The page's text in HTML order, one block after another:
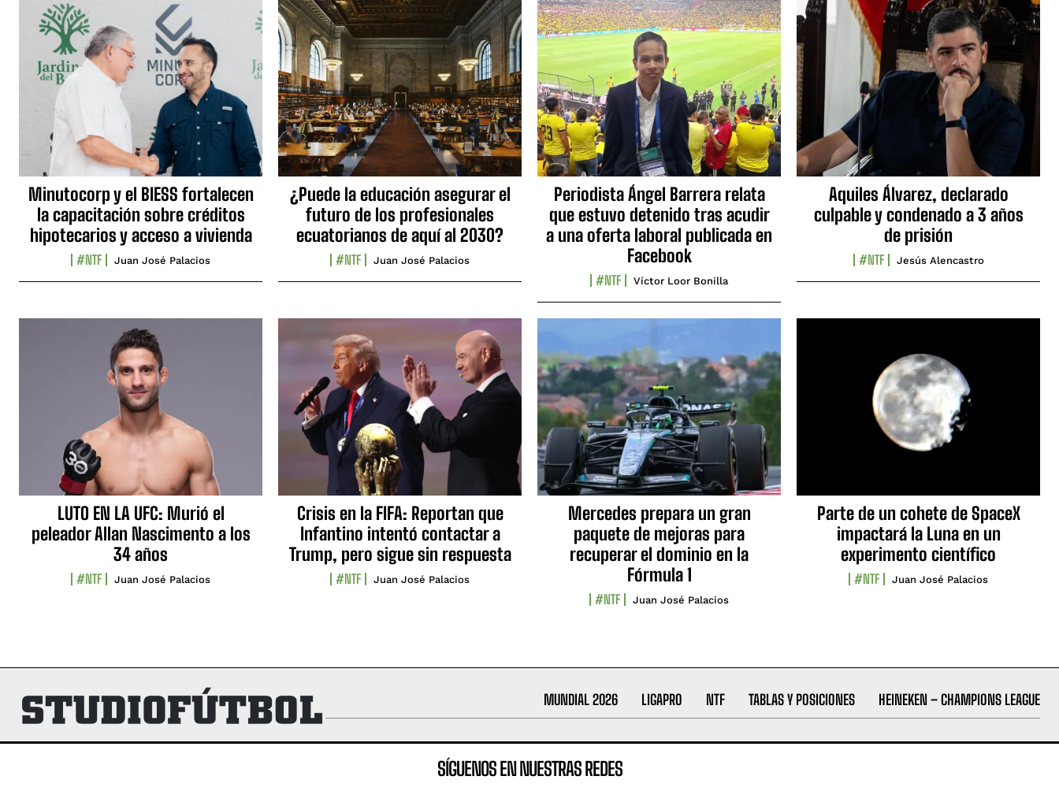
Minutocorp y el BIESS fortalecen
la capacitación sobre créditos
hipotecarios y acceso a vivienda
#NTF Juan José Palacios
¿Puede la educación asegurar el
futuro de los profesionales
ecuatorianos de aquí al 2030?
#NTF Juan José Palacios
Periodista Ángel Barrera relata
que estuvo detenido tras acudir
a una oferta laboral publicada en
Facebook
#NTF Víctor Loor Bonilla
Aquiles Álvarez, declarado
culpable y condenado a 3 años
de prisión
#NTF Jesús Alencastro
LUTO EN LA UFC: Murió el
peleador Allan Nascimento a los
34 años
#NTF Juan José Palacios
Crisis en la FIFA: Reportan que
Infantino intentó contactar a
Trump, pero sigue sin respuesta
#NTF Juan José Palacios
Mercedes prepara un gran
paquete de mejoras para
recuperar el dominio en la
Fórmula 1
#NTF Juan José Palacios
Parte de un cohete de SpaceX
impactará la Luna en un
experimento científico
#NTF Juan José Palacios
MUNDIAL 2026 LIGAPRO NTF TABLAS Y POSICIONES HEINEKEN – CHAMPIONS LEAGUE
SÍGUENOS EN NUESTRAS REDES